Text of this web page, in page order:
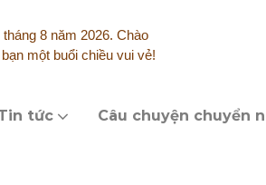
8 năm 2026. Chào
một buổi chiều vui vẻ!
tức Câu chuyện chuyển